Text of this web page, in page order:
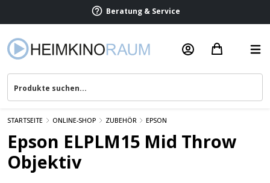
Beratung & Service
STARTSEITE ONLINE-SHOP ZUBEHÖR EPSON
Epson ELPLM15 Mid Throw
Objektiv